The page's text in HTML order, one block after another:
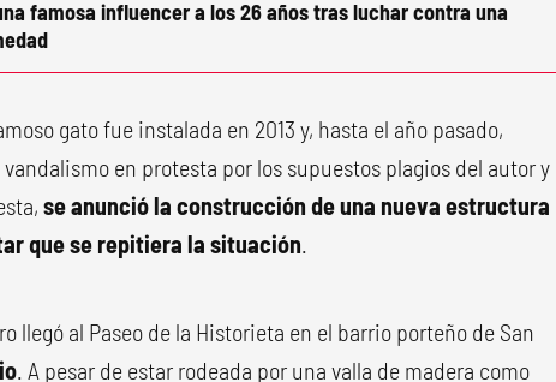
famosa influencer a los 26 años tras luchar contra una
gato fue instalada en 2013 y, hasta el año pasado,
en protesta por los supuestos plagios del autor y
se anunció la construcción de una nueva estructura
que se repitiera la situación.
llegó al Paseo de la Historieta en el barrio porteño de San
. A pesar de estar rodeada por una valla de madera como